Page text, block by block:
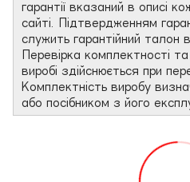
гарантії вказаний в описі
сайті. Підтвердженням
служить гарантійний талон
Перевірка комплектності
виробі здійснюється при
Комплектність виробу
або посібником з його